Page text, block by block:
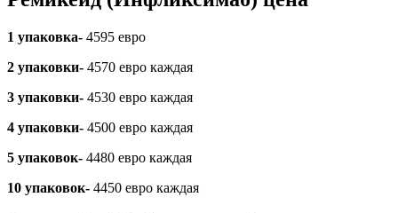
1 упаковка- 4595 евро
2 упаковки- 4570 евро каждая
3 упаковки- 4530 евро каждая
4 упаковки- 4500 евро каждая
5 упаковок- 4480 евро каждая
10 упаковок- 4450 евро каждая